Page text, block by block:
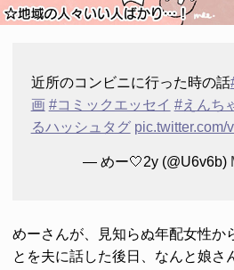
近所のコンビニに行った時の話
画 #コミックエッセイ #えんち
るハッシュタグ pic.twitter.com/
— めー🤍2y (@U6v6b)
めーさんが、見知らぬ年配女性か
とを夫に話した後日、なんと娘さ